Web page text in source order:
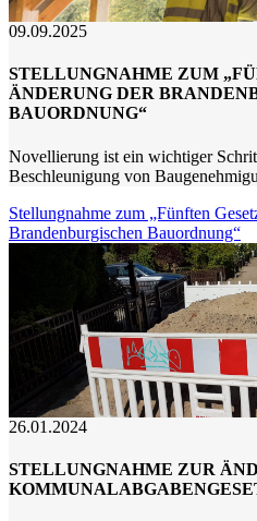
09.09.2025
STELLUNGNAHME ZUM
ÄNDERUNG DER
BAUORDNUNG“
Novellierung ist ein wichtiger
Beschleunigung von
Stellungnahme zum „Fünften
Brandenburgischen Bauordnung“
26.01.2024
STELLUNGNAHME ZUR